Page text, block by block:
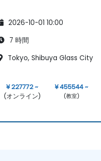
2026-10-01 10:00
7 時間
Tokyo, Shibuya Glass City
¥ 227772 ~
(オンライン)
¥ 455544 ~
(教室)